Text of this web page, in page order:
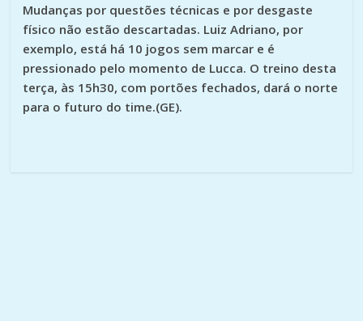
Mudanças por questões técnicas e por desgaste
físico não estão descartadas. Luiz Adriano, por
exemplo, está há 10 jogos sem marcar e é
pressionado pelo momento de Lucca. O treino desta
terça, às 15h30, com portões fechados, dará o norte
para o futuro do time.(GE).